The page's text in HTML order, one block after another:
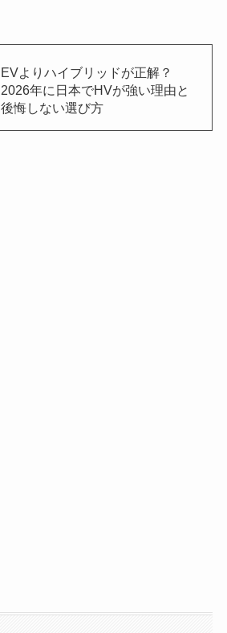
EVよりハイブリッドが正解？
2026年に日本でHVが強い理由と
後悔しない選び方